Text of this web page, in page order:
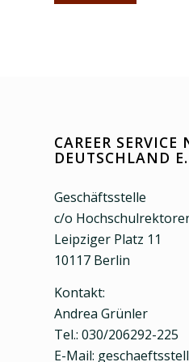
CAREER SERVICE
DEUTSCHLAND
Geschäftsstelle
c/o
Leipziger Platz 11
10117 Berlin
Kontakt:
Andrea Grünler
Tel.: 030/206292-225
E-Mail: